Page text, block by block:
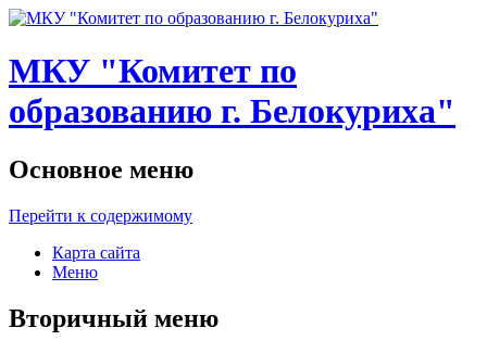
МКУ "Комитет по
образованию г. Белокуриха"
Основное меню
Перейти к содержимому
Карта сайта
Меню
Вторичный меню